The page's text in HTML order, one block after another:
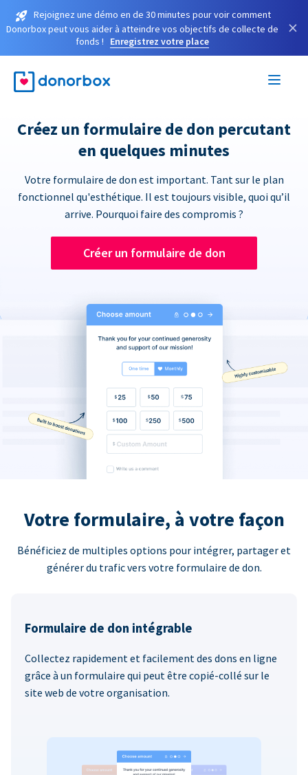
Rejoignez une démo en de 30 minutes pour voir comment
Donorbox peut vous aider à atteindre vos objectifs de collecte de
fonds !
Enregistrez votre place
×
Créez un formulaire de don percutant
en quelques minutes
Votre formulaire de don est important. Tant sur le plan
fonctionnel qu'esthétique. Il est toujours visible, quoi qu’il
arrive. Pourquoi faire des compromis ?
Créer un formulaire de don
Votre formulaire, à votre façon
Bénéficiez de multiples options pour intégrer, partager et
générer du trafic vers votre formulaire de don.
Formulaire de don intégrable
Collectez rapidement et facilement des dons en ligne
grâce à un formulaire qui peut être copié-collé sur le
site web de votre organisation.